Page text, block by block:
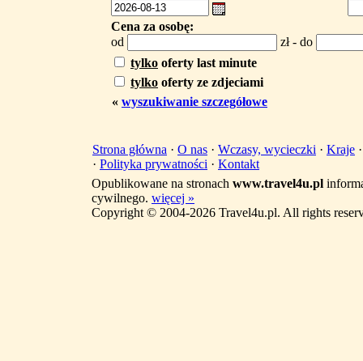
Cena za osobę:
od
zł - do
tylko oferty last minute
tylko oferty ze zdjeciami
« wyszukiwanie szczegółowe
Strona główna · O nas · Wczasy, wycieczki · Kraje
· Polityka prywatności · Kontakt
Opublikowane na stronach www.travel4u.pl
cywilnego. więcej »
Copyright © 2004-2026 Travel4u.pl. All rights